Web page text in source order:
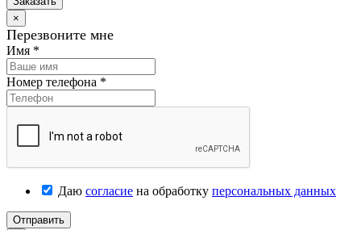
×
Перезвоните мне
Имя *
Номер телефона *
Даю согласие на обработку персональных данных
Отправить